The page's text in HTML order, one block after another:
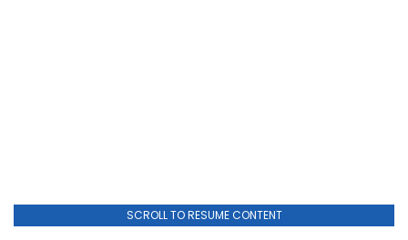
SCROLL TO RESUME CONTENT